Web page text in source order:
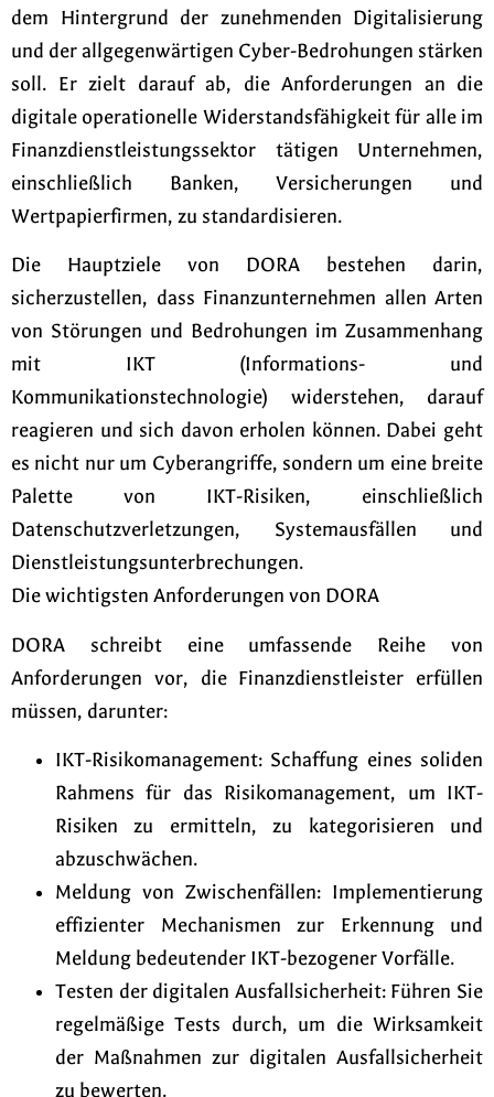
dem Hintergrund der zunehmenden Digitalisierung
und der allgegenwärtigen Cyber-Bedrohungen stärken
soll. Er zielt darauf ab, die Anforderungen an die
digitale operationelle Widerstandsfähigkeit für alle im
Finanzdienstleistungssektor tätigen Unternehmen,
einschließlich Banken, Versicherungen und
Wertpapierfirmen, zu standardisieren.
Die Hauptziele von DORA bestehen darin,
sicherzustellen, dass Finanzunternehmen allen Arten
von Störungen und Bedrohungen im Zusammenhang
mit IKT (Informations- und
Kommunikationstechnologie) widerstehen, darauf
reagieren und sich davon erholen können. Dabei geht
es nicht nur um Cyberangriffe, sondern um eine breite
Palette von IKT-Risiken, einschließlich
Datenschutzverletzungen, Systemausfällen und
Dienstleistungsunterbrechungen.
Die wichtigsten Anforderungen von DORA
DORA schreibt eine umfassende Reihe von
Anforderungen vor, die Finanzdienstleister erfüllen
müssen, darunter:
IKT-Risikomanagement: Schaffung eines soliden
Rahmens für das Risikomanagement, um IKT-
Risiken zu ermitteln, zu kategorisieren und
abzuschwächen.
Meldung von Zwischenfällen: Implementierung
effizienter Mechanismen zur Erkennung und
Meldung bedeutender IKT-bezogener Vorfälle.
Testen der digitalen Ausfallsicherheit: Führen Sie
regelmäßige Tests durch, um die Wirksamkeit
der Maßnahmen zur digitalen Ausfallsicherheit
zu bewerten.